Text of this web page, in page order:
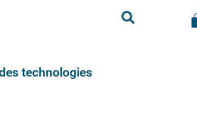
technologies